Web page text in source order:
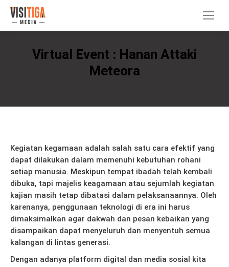
Virtual Event : Hanan Attaki
Meteora
Kegiatan kegamaan adalah salah satu cara efektif yang
dapat dilakukan dalam memenuhi kebutuhan rohani
setiap manusia. Meskipun tempat ibadah telah kembali
dibuka, tapi majelis keagamaan atau sejumlah kegiatan
kajian masih tetap dibatasi dalam pelaksanaannya. Oleh
karenanya, penggunaan teknologi di era ini harus
dimaksimalkan agar dakwah dan pesan kebaikan yang
disampaikan dapat menyeluruh dan menyentuh semua
kalangan di lintas generasi.
Dengan adanya platform digital dan media sosial kita